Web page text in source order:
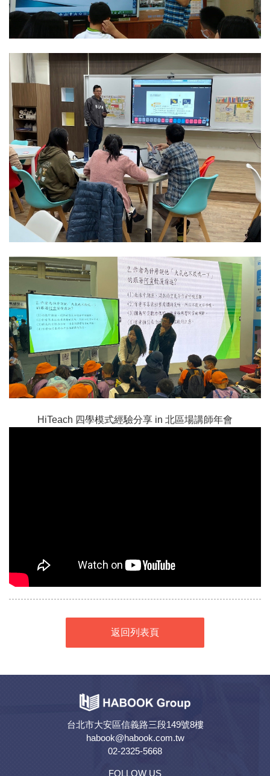
HiTeach 四學模式經驗分享 in 北區場講師年會
返回列表頁
台北市大安區信義路三段149號8樓
habook@habook.com.tw
02-2325-5668
FOLLOW US